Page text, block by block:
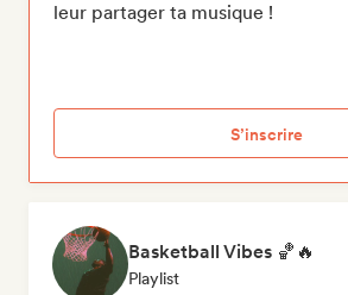
leur partager ta musique !
S’inscrire
Basketball Vibes 🏀🔥
Playlist